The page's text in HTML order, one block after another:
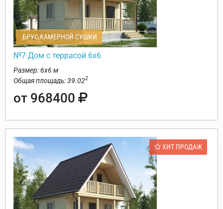
БРУС КАМЕРНОЙ СУШКИ
№7 Дом с террасой 6х6
Размер: 6х6 м
Общая площадь: 39.022
от 968400
ХИТ ПРОДАЖ